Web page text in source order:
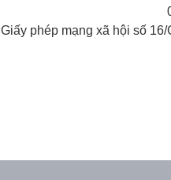
Giấy phép mạng xã hội số